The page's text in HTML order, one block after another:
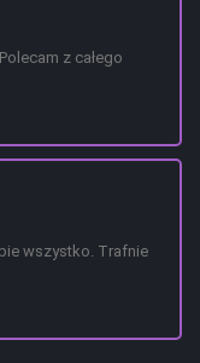
z całego
wszystko. Trafnie